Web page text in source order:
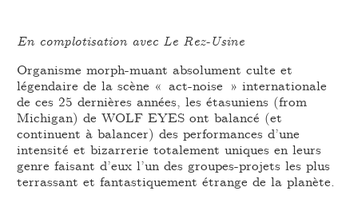
En complotisation avec Le Rez-Usine
Organisme morph-muant absolument culte et
légendaire de la scène « act-noise » internationale
de ces 25 dernières années, les étasuniens (from
Michigan) de WOLF EYES ont balancé (et
continuent à balancer) des performances d’une
intensité et bizarrerie totalement uniques en leurs
genre faisant d’eux l’un des groupes-projets les plus
terrassant et fantastiquement étrange de la planète.